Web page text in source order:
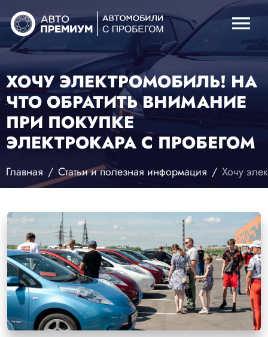
menu
ХОЧУ ЭЛЕКТРОМОБИЛЬ! НА
ЧТО ОБРАТИТЬ ВНИМАНИЕ
ПРИ ПОКУПКЕ
ЭЛЕКТРОКАРА С ПРОБЕГОМ
Главная Статьи и полезная информация Хочу